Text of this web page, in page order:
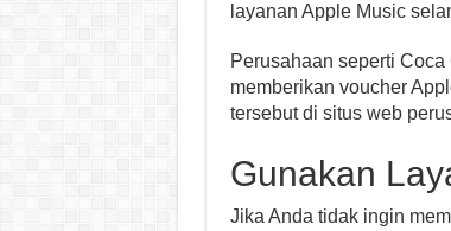
layanan Apple Music
Perusahaan seperti
memberikan voucher
tersebut di situs web
Gunakan
Jika Anda tidak ingin